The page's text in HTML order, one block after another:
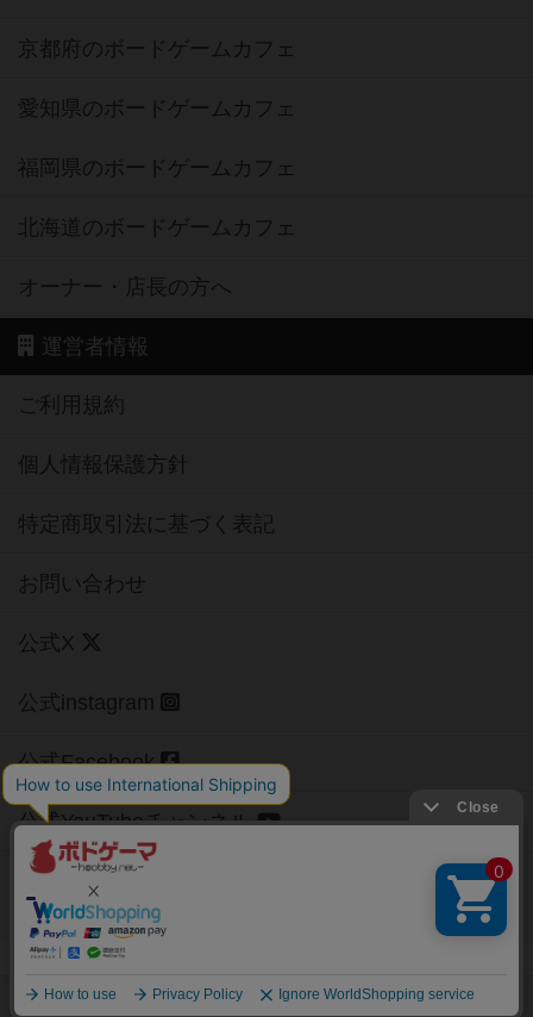
京都府のボードゲームカフェ
愛知県のボードゲームカフェ
福岡県のボードゲームカフェ
北海道のボードゲームカフェ
オーナー・店長の方へ
運営者情報
ご利用規約
個人情報保護方針
特定商取引法に基づく表記
お問い合わせ
公式X
公式instagram
公式Facebook
公式YouTubeチャンネル